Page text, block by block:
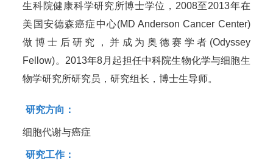
生科院健康科学研究所博士学位，2008至2013年在
美国安德森癌症中心(MD Anderson Cancer Center)
做博士后研究，并成为奥德赛学者(Odyssey
Fellow)。2013年8月起担任中科院生物化学与细胞生
物学研究所研究员，研究组长，博士生导师。
研究方向：
细胞代谢与癌症
研究工作：